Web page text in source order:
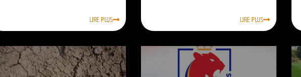
LIRE PLUS LIRE PLUS